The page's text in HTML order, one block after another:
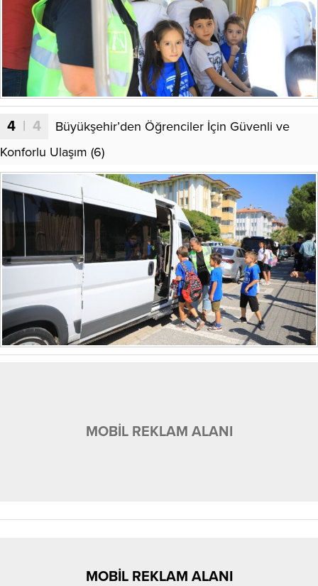
4 | 4
Büyükşehir’den Öğrenciler İçin Güvenli ve
Konforlu Ulaşım (6)
MOBİL REKLAM ALANI
MOBİL REKLAM ALANI